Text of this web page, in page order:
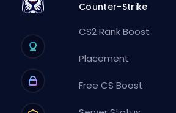
Counter-Strike
CS2 Rank Boost
Placement
Free CS Boost